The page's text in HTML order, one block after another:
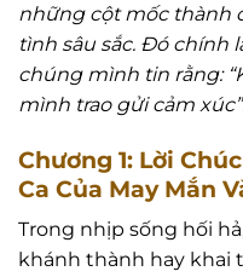
những cột mốc thành
tình sâu sắc. Đó chính
chúng mình tin rằng:
mình trao gửi cảm
Chương 1: Lời
Ca Của May Mắn
Trong nhịp sống hối
khánh thành hay khai